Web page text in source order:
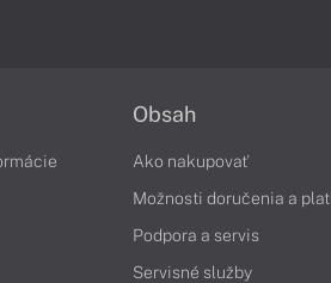
Obsah
Ako nakupovať
Možnosti doručenia a
Podpora a servis
Servisné služby